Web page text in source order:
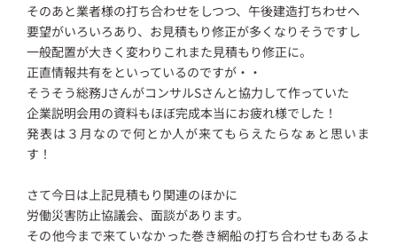
そのあと業者様の打ち合わせをしつつ、午後建造打ちわせへ
要望がいろいろあり、お見積もり修正が多くなりそうですし
一般配置が大きく変わりこれまた見積もり修正に。
正直情報共有をといっているのですが・・
そうそう総務JさんがコンサルSさんと協力して作っていた
企業説明会用の資料もほぼ完成本当にお疲れ様でした！
発表は３月なので何とか人が来てもらえたらなぁと思いま
す！
さて今日は上記見積もり関連のほかに
労働災害防止協議会、面談があります。
その他今まで来ていなかった巻き網船の打ち合わせもあるよ